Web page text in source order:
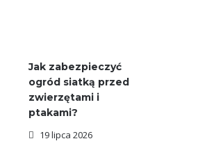
Jak zabezpieczyć
ogród siatką przed
zwierzętami i
ptakami?
19 lipca 2026